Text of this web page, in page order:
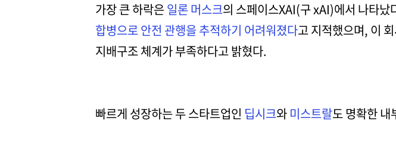
가장 큰 하락은일론 머스크의 스페이스XAI(구 xAI)에서 나타났
합병으로 안전 관행을 추적하기 어려워졌다고 지적했으며, 이
지배구조 체계가 부족하다고 밝혔다.
빠르게 성장하는 두 스타트업인 딥시크와 미스트랄도 명확한 내